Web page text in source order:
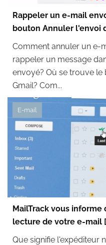
Rappeler un e-mail
bouton Annuler l'envoi
Comment annuler un e-
rappeler un message
envoyé? Où se trouve
Gmail? Com...
E-mail
MailTrack vous informe
lecture de votre e-mail
Que signifie l'expéditeur